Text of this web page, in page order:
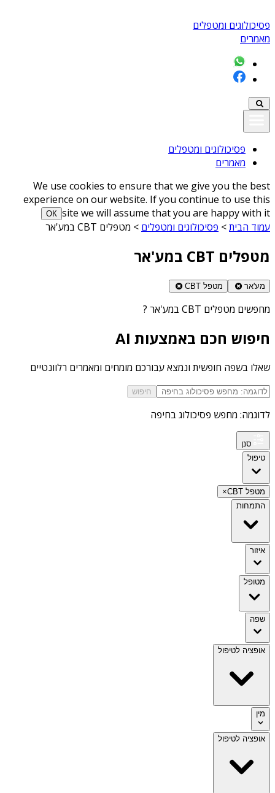
פסיכולוגים ומטפלים
מאמרים
פסיכולוגים ומטפלים
מאמרים
We use cookies to ensure that we give you the best
experience on our website. If you continue to use this
site we will assume that you are happy with it
ОК
עמוד הבית> פסיכולוגים ומטפלים > מטפלים CBT במע'אר
מטפלים CBT במע'אר
מע'אר מטפל CBT
מחפשים מטפלים CBT במע'אר ?
חיפוש חכם באמצעות AI
שאלו בשפה חופשית ונמצא עבורכם מומחים ומאמרים רלוונטיים
חיפוש
לדוגמה: מחפש פסיכולוג בחיפה
סנן
טיפול
מטפל CBT
×
התמחות
איזור
מטופל
שפה
אופציה לטיפול
מין
אופציה לטיפול